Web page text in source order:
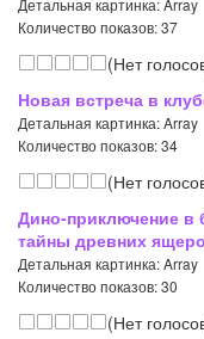
Количество показов: 37
(Нет
Новая встреча в
Детальная картинка: Array
Количество показов: 34
(Нет
Дино-приключение в
тайны древних
Детальная картинка: Array
Количество показов: 30
(Нет